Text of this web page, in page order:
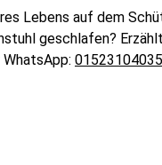
Lebens auf dem
geschlafen?